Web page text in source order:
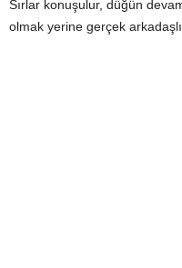
Sırlar konuşulur, düğün
olmak yerine gerçek